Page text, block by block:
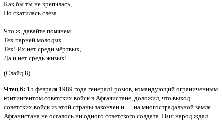
Как бы ты не крепилась,
Но скатилась слеза.
Что ж, давайте помянем
Тех парней молодых.
Тех! Их нет среди мёртвых,
Да и нет средь живых!
(Слайд 8)
Чтец 6: 15 февраля 1989 года генерал Громов, командующий ограниченным
контингентом советских войск в Афганистане, доложил, что выход
советских войск из этой страны закончен и ….на многострадальной земле
Афганистана не осталось ни одного советского солдата. Наш народ ждал